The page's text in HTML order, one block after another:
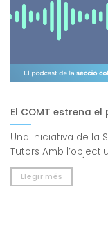
El COMT estrena
Una iniciativa de la
Tutors Amb
Llegir més